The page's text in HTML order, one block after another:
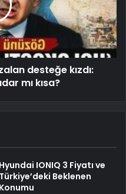
desteğe kızdı:
mı kısa?
Hyundai IONIQ 3 Fiyatı ve
Türkiye’deki Beklenen
Konumu